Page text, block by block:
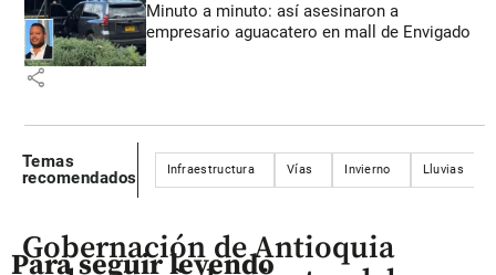
Minuto a minuto: así asesinaron a
empresario aguacatero en mall de Envigado
share
Temas
recomendados
Infraestructura Vías Invierno Lluvias
Para seguir leyendo
Gobernación de Antioquia